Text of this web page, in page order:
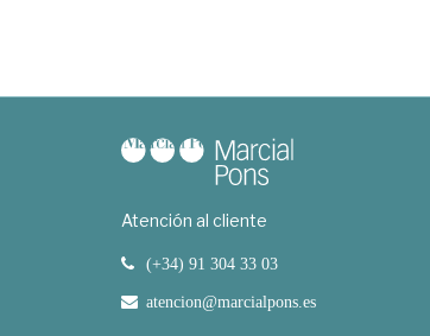
Atención al cliente
(+34) 91 304 33 03
atencion@marcialpons.es